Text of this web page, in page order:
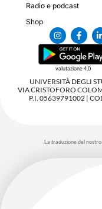
Radio e podcast
Shop
valutazione 4,0
UNIVERSITÀ DEGLI
VIA CRISTOFORO
P.I. 05639791002 |
La traduzione del nostro